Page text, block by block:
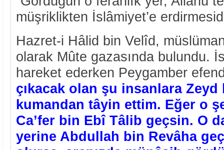
müşriklikten İslâmiyet’e
Hazret-i Hâlid bin Velîd,
olarak Mûte gazasında bulundu.
hareket ederken Peygamber
çıkacak olan şu insanlara Zeyd
kumandan tâyin ettim. Eğer o
Ca’fer bin Ebî Tâlib geçsin. O
yerine Abdullah bin Revâha